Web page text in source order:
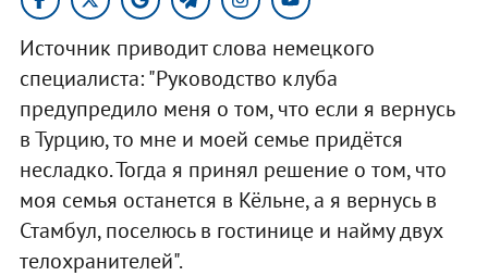
Источник приводит слова немецкого
специалиста: "Руководство клуба
предупредило меня о том, что если я вернусь
в Турцию, то мне и моей семье придётся
несладко. Тогда я принял решение о том, что
моя семья останется в Кёльне, а я вернусь в
Стамбул, поселюсь в гостинице и найму двух
телохранителей".